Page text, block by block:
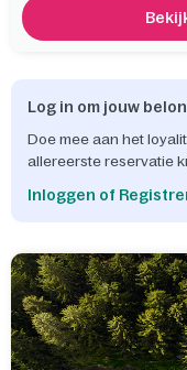
Log in om jouw
Doe mee aan het
allereerste reservatie
Inloggen of